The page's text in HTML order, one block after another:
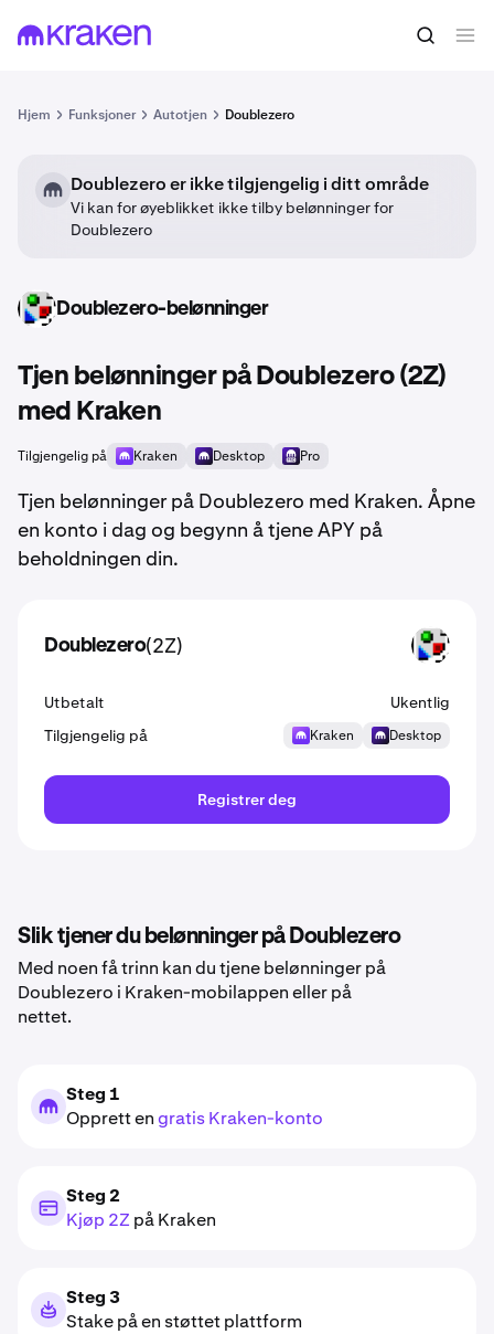
Hjem Funksjoner Autotjen Doublezero
Doublezero er ikke tilgjengelig i ditt område
Vi kan for øyeblikket ikke tilby belønninger for
Doublezero
2Z Doublezero-belønninger
Tjen belønninger på Doublezero (2Z)
med Kraken
Tilgjengelig på Kraken Desktop Pro
Tjen belønninger på Doublezero med Kraken. Åpne
en konto i dag og begynn å tjene APY på
beholdningen din.
Doublezero(2Z) 2Z
Utbetalt
Ukentlig
Tilgjengelig på
Kraken Desktop
Registrer deg
Slik tjener du belønninger på Doublezero
Med noen få trinn kan du tjene belønninger på
Doublezero i Kraken-mobilappen eller på
nettet.
Steg 1
Opprett engratis Kraken-konto
Steg 2
Kjøp 2Z på Kraken
Steg 3
Stake på en støttet plattform